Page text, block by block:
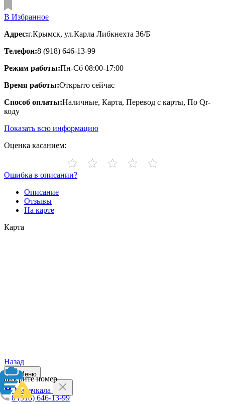
В Избранное
Адрес:г.Крымск, ул.Карла Либкнехта 36/Б
Телефон:8 (918) 646-13-99
Режим работы:Пн-Сб 08:00-17:00
Время работы:Открыто сейчас
Способ оплаты:Наличные, Карта, Перевод с карты, По Qr-
коду
Показать всю информацию
Оценка касанием:
Ошибка в описании?
Описание
Отзывы
На карте
Карта
Назад
Выберите номер
8 (918) 646-13-99
Меню
Махачкала